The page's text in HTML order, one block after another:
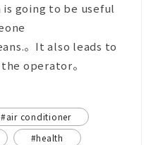
going to be useful
。It also leads to
operator。
#air conditioner
#health